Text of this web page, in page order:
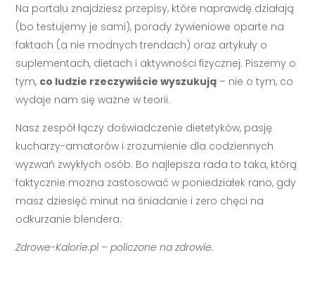
Na portalu znajdziesz przepisy, które naprawdę działają
(bo testujemy je sami), porady żywieniowe oparte na
faktach (a nie modnych trendach) oraz artykuły o
suplementach, dietach i aktywności fizycznej. Piszemy o
tym, co ludzie rzeczywiście wyszukują – nie o tym, co
wydaje nam się ważne w teorii.
Nasz zespół łączy doświadczenie dietetyków, pasję
kucharzy-amatorów i zrozumienie dla codziennych
wyzwań zwykłych osób. Bo najlepsza rada to taka, którą
faktycznie można zastosować w poniedziałek rano, gdy
masz dziesięć minut na śniadanie i zero chęci na
odkurzanie blendera.
Zdrowe-Kalorie.pl – policzone na zdrowie.